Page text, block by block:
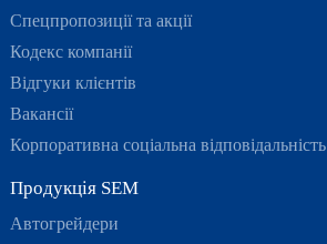
Спецпропозиції та акції
Кодекс компанії
Відгуки клієнтів
Вакансії
Корпоративна соціальна відповідальність
Продукція SEM
Автогрейдери